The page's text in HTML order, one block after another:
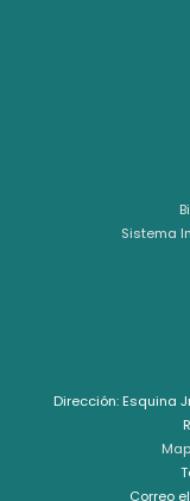
Sistema
Dirección: Esquina
Correo